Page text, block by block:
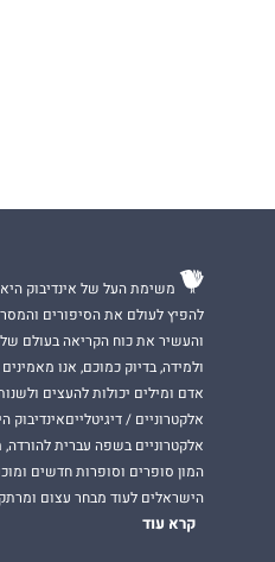
משימת העל של אינדיבוק
להפיץ לעולם את הסיפורים
והעשיר את כוח הקריאה בעולם
ולמידה, בדיוק כמוכם, אנו
אדם ומילים יכולות להעצים
אלקטרוניים /
אלקטרוניים בשפה עברית
המון סופרים וסופרות חדשים
הישראלים לעוד מבחר עצום
קרא עוד